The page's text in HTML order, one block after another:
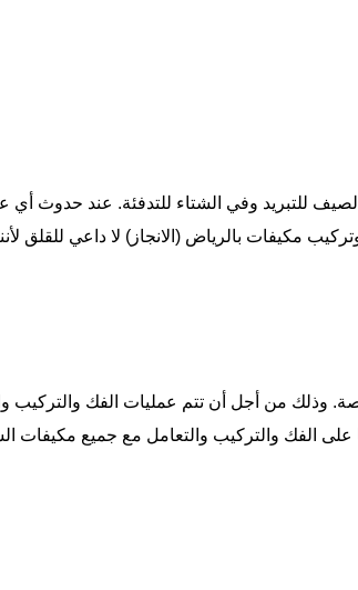
للتبريد وفي الشتاء للتدفئة. عند حدوث
مكيفات بالرياض ( الانجاز ) لا داعي للقلق
من أجل أن تتم عمليات الفك والتركيب
الفك والتركيب والتعامل مع جميع مكيفات